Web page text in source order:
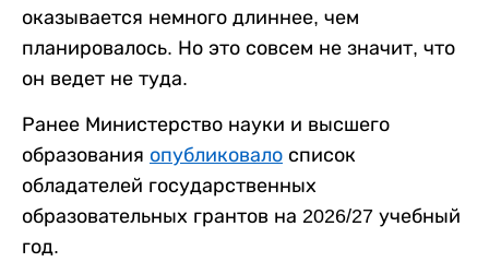
оказывается немного длиннее, чем
планировалось. Но это совсем не значит, что
он ведет не туда.
Ранее Министерство науки и высшего
образования опубликовало список
обладателей государственных
образовательных грантов на 2026/27 учебный
год.